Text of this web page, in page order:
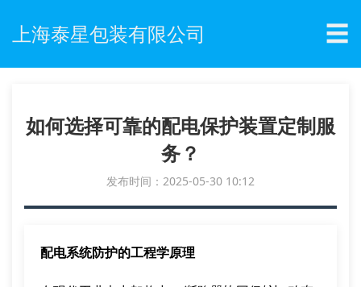
上海泰星包装有限公司 ☰
如何选择可靠的配电保护装置定制服
务？
发布时间：2025-05-30 10:12
配电系统防护的工程学原理